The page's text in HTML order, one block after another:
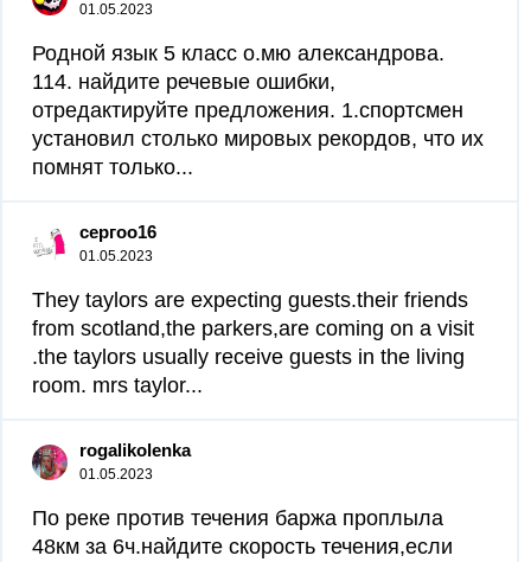
01.05.2023
Родной язык 5 класс о.мю александрова.
114. найдите речевые ошибки,
отредактируйте предложения. 1.спортсмен
установил столько мировых рекордов, что их
помнят только...
сергоо16
01.05.2023
They taylors are expecting guests.their friends
from scotland,the parkers,are coming on a visit
.the taylors usually receive guests in the living
room. mrs taylor...
rogalikolenka
01.05.2023
По реке против течения баржа проплыла
48км за 6ч.найдите скорость течения,если